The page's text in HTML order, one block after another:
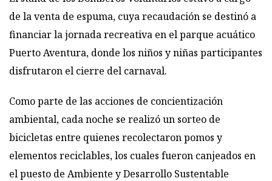
de la venta de espuma, cuya recaudación se destinó a
financiar la jornada recreativa en el parque acuático
Puerto Aventura, donde los niños y niñas participantes
disfrutaron el cierre del carnaval.
Como parte de las acciones de concientización
ambiental, cada noche se realizó un sorteo de
bicicletas entre quienes recolectaron pomos y
elementos reciclables, los cuales fueron canjeados en
el puesto de Ambiente y Desarrollo Sustentable